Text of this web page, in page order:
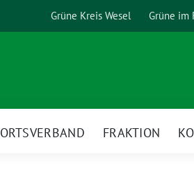
Grüne Kreis Wesel Grüne im
ORTSVERBAND FRAKTION